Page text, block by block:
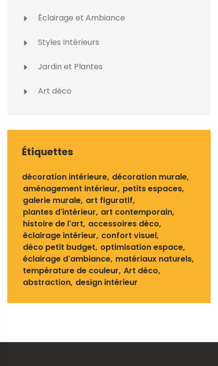
Éclairage et Ambiance
Styles Intérieurs
Jardin et Plantes
Art déco
Étiquettes
décoration intérieure décoration murale
aménagement intérieur petits espaces
galerie murale art figuratif
plantes d'intérieur art contemporain
histoire de l'art accessoires déco
éclairage intérieur confort visuel
déco petit budget optimisation espace
éclairage d'ambiance matériaux naturels
température de couleur Art déco
abstraction design intérieur